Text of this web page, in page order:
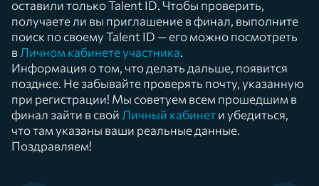
оставили только Talent ID. Чтобы проверить,
получаете ли вы приглашение в финал, выполните
поиск по своему Talent ID — его можно посмотреть
в Личном кабинете участника.
Информация о том, что делать дальше, появится
позднее. Не забывайте проверять почту, указанную
при регистрации! Мы советуем всем прошедшим в
финал зайти в свой Личный кабинети убедиться,
что там указаны ваши реальные данные.
Поздравляем!